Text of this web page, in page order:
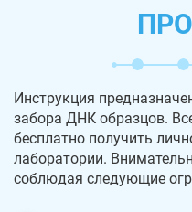
Инструкция
забора ДНК образцов.
бесплатно получить
лаборатории.
соблюдая следующие